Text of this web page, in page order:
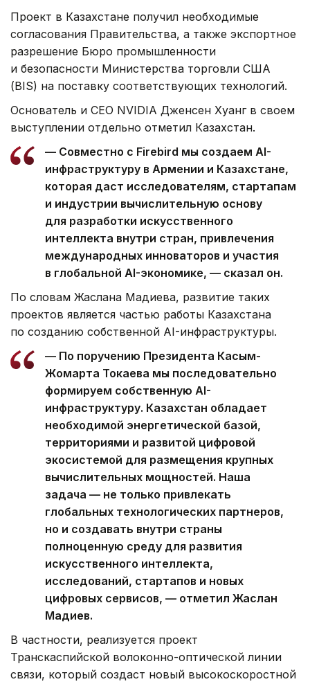
Проект в Казахстане получил необходимые
согласования Правительства, а также экспортное
разрешение Бюро промышленности
и безопасности Министерства торговли США
(BIS) на поставку соответствующих технологий.
Основатель и CEO NVIDIA Дженсен Хуанг в своем
выступлении отдельно отметил Казахстан.
— Совместно с Firebird мы создаем AI-
инфраструктуру в Армении и Казахстане,
которая даст исследователям, стартапам
и индустрии вычислительную основу
для разработки искусственного
интеллекта внутри стран, привлечения
международных инноваторов и участия
в глобальной AI-экономике, — сказал он.
По словам Жаслана Мадиева, развитие таких
проектов является частью работы Казахстана
по созданию собственной AI-инфраструктуры.
— По поручению Президента Касым-
Жомарта Токаева мы последовательно
формируем собственную AI-
инфраструктуру. Казахстан обладает
необходимой энергетической базой,
территориями и развитой цифровой
экосистемой для размещения крупных
вычислительных мощностей. Наша
задача — не только привлекать
глобальных технологических партнеров,
но и создавать внутри страны
полноценную среду для развития
искусственного интеллекта,
исследований, стартапов и новых
цифровых сервисов, — отметил Жаслан
Мадиев.
В частности, реализуется проект
Транскаспийской волоконно-оптической линии
связи, который создаст новый высокоскоростной